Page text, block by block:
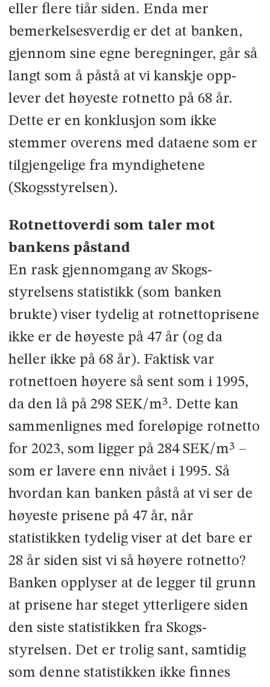
eller flere tiår siden. Enda mer
bemerkelsesverdig er det at banken,
gjennom sine egne beregninger, går så
langt som å påstå at vi kanskje opp­
lever det høyeste rotnetto på 68 år.
Dette er en konklusjon som ikke
stemmer overens med dataene som er
tilgjengelige fra myndighetene
(Skogsstyrelsen).
Rotnettoverdi som taler mot
bankens påstand
En rask gjennomgang av Skogs­
styrelsens statistikk (som banken
brukte) viser tydelig at rotnetto­prisene
ikke er de høyeste på 47 år (og da
heller ikke på 68 år). Faktisk var
rotnettoen høyere så sent som i 1995,
da den lå på 298 SEK/m³. Dette kan
sammenlignes med foreløpige rotnetto
for 2023, som ligger på 284 SEK/m³ –
som er lavere enn nivået i 1995. Så
hvordan kan banken påstå at vi ser de
høyeste prisene på 47 år, når
statistikken tydelig viser at det bare er
28 år siden sist vi så høyere rotnetto?
Banken opplyser at de legger til grunn
at prisene har steget ytterligere siden
den siste statistikken fra Skogs­
styrelsen. Det er trolig sant, samtidig
som denne statistikken ikke finnes